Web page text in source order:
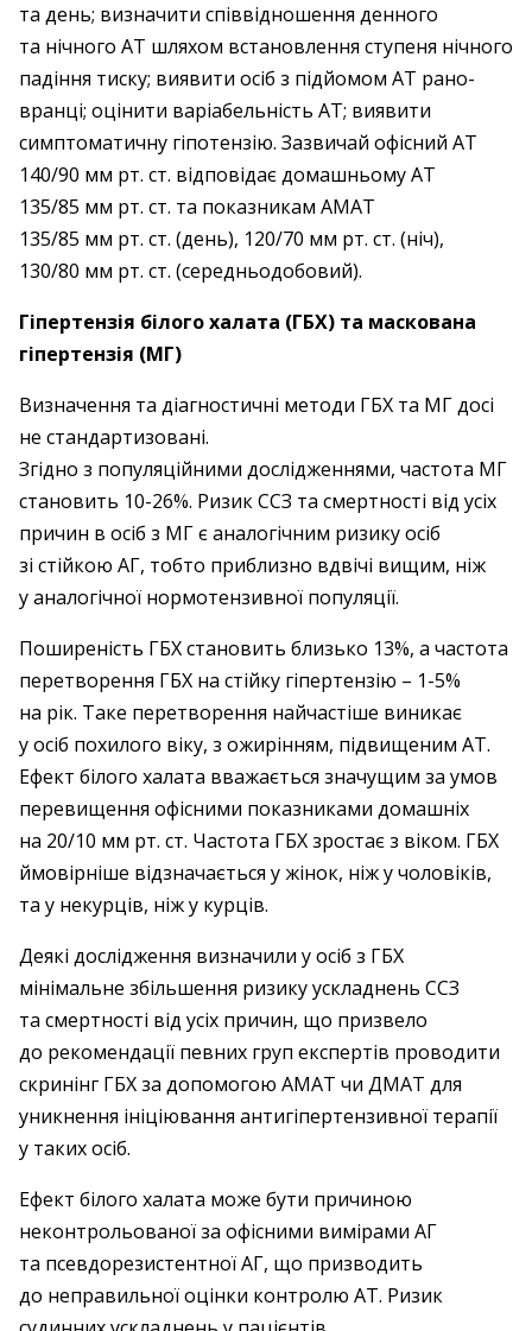
та день; визначити співвідношення денного
та нічного АТ шляхом встановлення ступеня нічного
падіння тиску; виявити осіб з підйомом АТ рано-
вранці; оцінити варіабельність АТ; виявити
симптоматичну гіпотензію. Зазвичай офісний АТ
140/90 мм рт. ст. відповідає домашньому АТ
135/85 мм рт. ст. та показникам АМАТ
135/85 мм рт. ст. (день), 120/70 мм рт. ст. (ніч),
130/80 мм рт. ст. (середньодобовий).
Гіпертензія білого халата (ГБХ) та маскована
гіпертензія (МГ)
Визначення та діагностичні методи ГБХ та МГ досі
не стандартизовані.
Згідно з популяційними дослідженнями, частота МГ
становить 10-26%. Ризик ССЗ та смертності від усіх
причин в осіб з МГ є аналогічним ризику осіб
зі стійкою АГ, тобто приблизно вдвічі вищим, ніж
у аналогічної нормотензивної популяції.
Поширеність ГБХ становить близько 13%, а частота
перетворення ГБХ на стійку гіпертензію – 1-5%
на рік. Таке перетворення найчастіше виникає
у осіб похилого віку, з ожирінням, підвищеним АТ.
Ефект білого халата вважається значущим за умов
перевищення офісними показниками домашніх
на 20/10 мм рт. ст. Частота ГБХ зростає з віком. ГБХ
ймовірніше відзначається у жінок, ніж у чоловіків,
та у некурців, ніж у курців.
Деякі дослідження визначили у осіб з ГБХ
мінімальне збільшення ризику ускладнень ССЗ
та смертності від усіх причин, що призвело
до рекомендації певних груп експертів проводити
скринінг ГБХ за допомогою АМАТ чи ДМАТ для
уникнення ініціювання антигіпертензивної терапії
у таких осіб.
Ефект білого халата може бути причиною
неконтрольованої за офісними вимірами АГ
та псевдорезистентної АГ, що призводить
до неправильної оцінки контролю АТ. Ризик